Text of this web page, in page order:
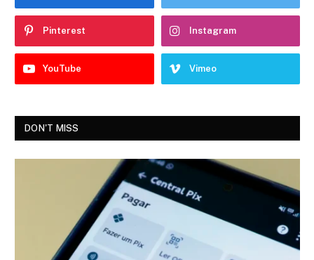
Pinterest Instagram
YouTube Vimeo
DON'T MISS